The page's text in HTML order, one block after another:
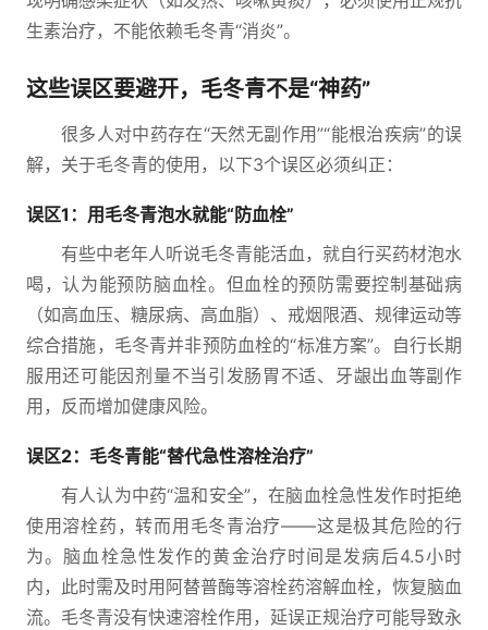
生素治疗，不能依赖毛冬青“消炎”。
这些误区要避开，毛冬青不是“神药”
很多人对中药存在“天然无副作用”“能根治疾病”的误
解，关于毛冬青的使用，以下3个误区必须纠正：
误区1：用毛冬青泡水就能“防血栓”
有些中老年人听说毛冬青能活血，就自行买药材泡水
喝，认为能预防脑血栓。但血栓的预防需要控制基础病
（如高血压、糖尿病、高血脂）、戒烟限酒、规律运动等
综合措施，毛冬青并非预防血栓的“标准方案”。自行长期
服用还可能因剂量不当引发肠胃不适、牙龈出血等副作
用，反而增加健康风险。
误区2：毛冬青能“替代急性溶栓治疗”
有人认为中药“温和安全”，在脑血栓急性发作时拒绝
使用溶栓药，转而用毛冬青治疗——这是极其危险的行
为。脑血栓急性发作的黄金治疗时间是发病后4.5小时
内，此时需及时用阿替普酶等溶栓药溶解血栓，恢复脑血
流。毛冬青没有快速溶栓作用，延误正规治疗可能导致永